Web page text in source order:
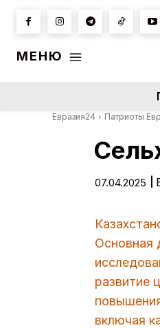
МЕНЮ
Евразия24 Патриоты
07.04.2025
Основная
развитие
включая